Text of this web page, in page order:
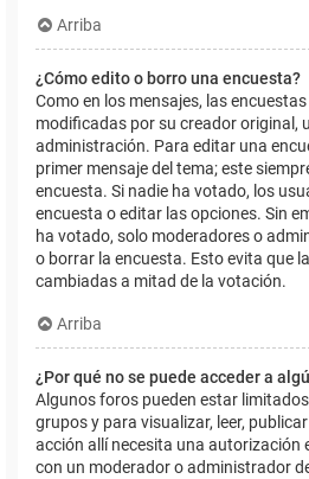
Arriba
¿Cómo edito o borro una encuesta?
Como en los mensajes, las
modificadas por su creador original,
administración. Para editar una
primer mensaje del tema; este
encuesta. Si nadie ha votado, los
encuesta o editar las opciones. Sin
ha votado, solo moderadores o
o borrar la encuesta. Esto evita que
cambiadas a mitad de la votación.
Arriba
¿Por qué no se puede acceder a
Algunos foros pueden estar
grupos y para visualizar, leer,
acción allí necesita una autorización
con un moderador o administrador